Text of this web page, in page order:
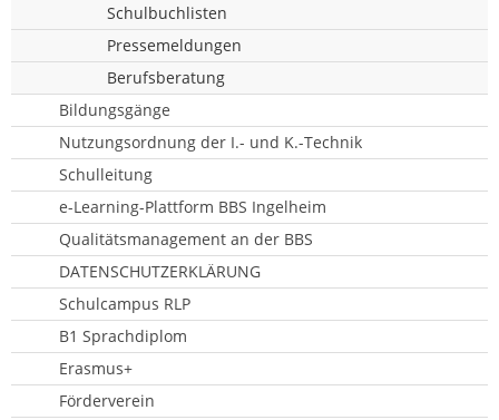
Schulbuchlisten
Pressemeldungen
Berufsberatung
Bildungsgänge
Nutzungsordnung der I.- und K.-Technik
Schulleitung
e-Learning-Plattform BBS Ingelheim
Qualitätsmanagement an der BBS
DATENSCHUTZERKLÄRUNG
Schulcampus RLP
B1 Sprachdiplom
Erasmus+
Förderverein